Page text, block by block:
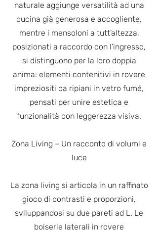
naturale aggiunge versatilità ad una
cucina già generosa e accogliente,
mentre i mensoloni a tutt’altezza,
posizionati a raccordo con l’ingresso,
si distinguono per la loro doppia
anima: elementi contenitivi in rovere
impreziositi da ripiani in vetro fumé,
pensati per unire estetica e
funzionalità con leggerezza visiva.
Zona Living – Un racconto di volumi e
luce
La zona living si articola in un raffinato
gioco di contrasti e proporzioni,
sviluppandosi su due pareti ad L. Le
boiserie laterali in rovere